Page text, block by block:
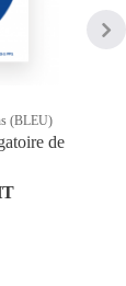
(BLEU)
de